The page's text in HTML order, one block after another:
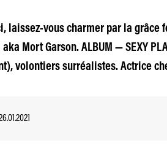
laissez-vous charmer par la grâce
aka Mort Garson. ALBUM — SEXY
volontiers surréalistes. Actrice